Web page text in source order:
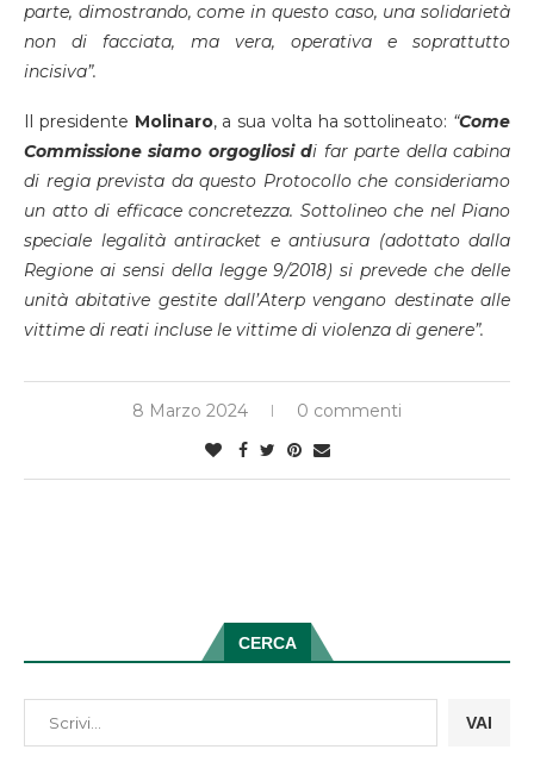
parte, dimostrando, come in questo caso, una solidarietà
non di facciata, ma vera, operativa e soprattutto
incisiva”.
Il presidente Molinaro, a sua volta ha sottolineato: “Come
Commissione siamo orgogliosi di far parte della cabina
di regia prevista da questo Protocollo che consideriamo
un atto di efficace concretezza. Sottolineo che nel Piano
speciale legalità antiracket e antiusura (adottato dalla
Regione ai sensi della legge 9/2018) si prevede che delle
unità abitative gestite dall’Aterp vengano destinate alle
vittime di reati incluse le vittime di violenza di genere”.
8 Marzo 2024 0 commenti
CERCA
VAI